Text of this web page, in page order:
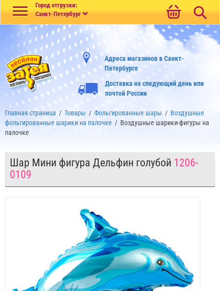
Город отгрузки:
Санкт-Петербург
Адреса магазинов в Санкт-
Петербурге
Доставка на следующий день или
почтой России
Главная страница / Товары / Фольгированные шары / Воздушные
фольгированные шарики на палочке / Воздушные шарики-фигуры на
палочке
Шар Мини фигура Дельфин голубой 1206-
0109